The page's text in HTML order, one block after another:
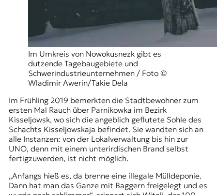
Im Umkreis von Nowokusnezk gibt es
dutzende Tagebaugebiete und
Schwerindustrieunternehmen / Foto ©
Wladimir Awerin/Takie Dela
Im Frühling 2019 bemerkten die Stadtbewohner zum
ersten Mal Rauch über Parnikowka im Bezirk
Kisseljowsk, wo sich die angeblich geflutete Sohle des
Schachts Kisseljowskaja befindet. Sie wandten sich an
alle Instanzen: von der Lokalverwaltung bis hin zur
UNO, denn mit einem unterirdischen Brand selbst
fertigzuwerden, ist nicht möglich.
„Anfangs hieß es, da brenne eine illegale Mülldeponie.
Dann hat man das Ganze mit Baggern freigelegt und es